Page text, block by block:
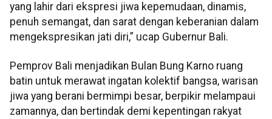
yang lahir dari ekspresi jiwa kepemudaan, dinamis,
penuh semangat, dan sarat dengan keberanian dalam
mengekspresikan jati diri,” ucap Gubernur Bali.
Pemprov Bali menjadikan Bulan Bung Karno ruang
batin untuk merawat ingatan kolektif bangsa, warisan
jiwa yang berani bermimpi besar, berpikir melampaui
zamannya, dan bertindak demi kepentingan rakyat